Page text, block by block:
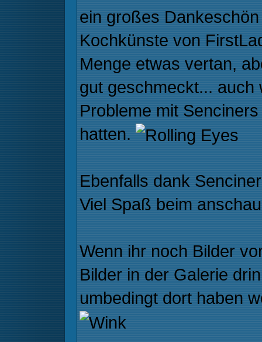
ein großes
Kochkünste von
Menge etwas vertan,
gut geschmeckt... auch
Probleme mit
hatten.
Ebenfalls dank
Viel Spaß beim
Wenn ihr noch Bilder
Bilder in der Galerie
umbedingt dort haben